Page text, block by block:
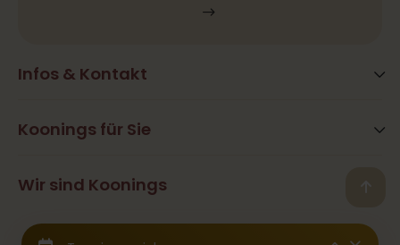
Infos & Kontakt
Häufig gestellte Fragen
Kontakt
Koonings für Sie
Hair&Beauty
Hochzeitskleider
Wir sind Koonings
Team Koonings